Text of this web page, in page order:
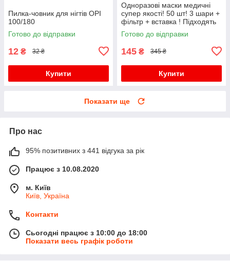
Пилка-човник для нігтів OPI
100/180
Готово до відправки
12 ₴ 32 ₴
Купити
Одноразові маски медичні
супер якості! 50 шт! 3 шари +
фільтр + вставка ! Підходять
дітям для школи!
Готово до відправки
145 ₴ 345 ₴
Купити
Показати ще
Про нас
95% позитивних з 441 відгука за рік
Працює з 10.08.2020
м. Київ
Київ, Україна
Контакти
Сьогодні працює з 10:00 до 18:00
Показати весь графік роботи